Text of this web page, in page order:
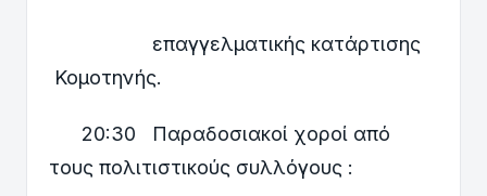
επαγγελματικής κατάρτισης
Κομοτηνής.
20:30 Παραδοσιακοί χοροί από
τους πολιτιστικούς συλλόγους :